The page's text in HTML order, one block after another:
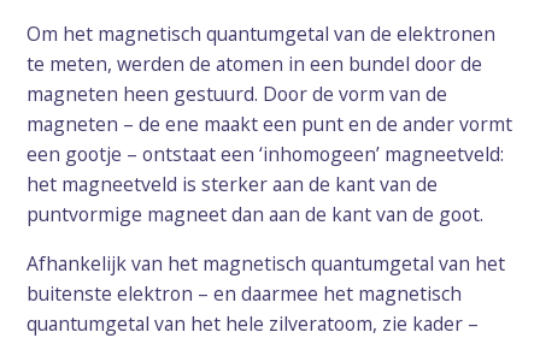
Om het magnetisch quantumgetal van de elektronen
te meten, werden de atomen in een bundel door de
magneten heen gestuurd. Door de vorm van de
magneten – de ene maakt een punt en de ander vormt
een gootje – ontstaat een ‘inhomogeen’ magneetveld:
het magneetveld is sterker aan de kant van de
puntvormige magneet dan aan de kant van de goot.
Afhankelijk van het magnetisch quantumgetal van het
buitenste elektron – en daarmee het magnetisch
quantumgetal van het hele zilveratoom, zie kader –